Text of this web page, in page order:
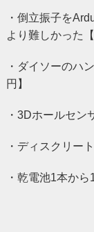
・倒立振子を
より難しかった
・ダイソーのハ
円】
・3Dホールセン
・ディスクリー
・乾電池1本か